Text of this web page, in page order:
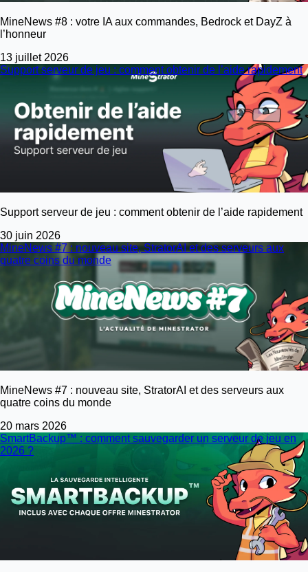
MineNews #8 : votre IA aux commandes, Bedrock et DayZ à
l’honneur
13 juillet 2026
Support serveur de jeu : comment obtenir de l’aide rapidement
Support serveur de jeu : comment obtenir de l’aide rapidement
30 juin 2026
MineNews #7 : nouveau site, StratorAI et des serveurs aux
quatre coins du monde
MineNews #7 : nouveau site, StratorAI et des serveurs aux
quatre coins du monde
20 mars 2026
SmartBackup™ : comment sauvegarder un serveur de jeu en
2026 ?